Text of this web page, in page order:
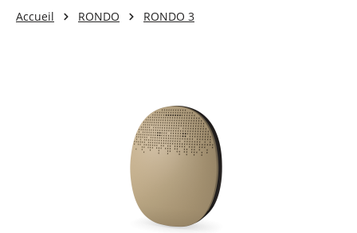
Accueil RONDO RONDO 3